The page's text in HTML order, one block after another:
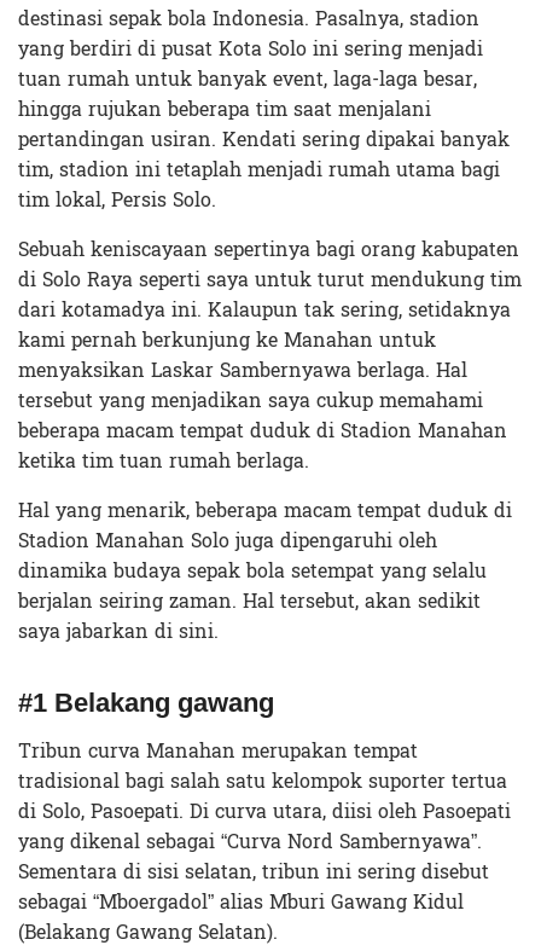
destinasi sepak bola Indonesia. Pasalnya, stadion
yang berdiri di pusat Kota Solo ini sering menjadi
tuan rumah untuk banyak event, laga-laga besar,
hingga rujukan beberapa tim saat menjalani
pertandingan usiran. Kendati sering dipakai banyak
tim, stadion ini tetaplah menjadi rumah utama bagi
tim lokal, Persis Solo.
Sebuah keniscayaan sepertinya bagi orang kabupaten
di Solo Raya seperti saya untuk turut mendukung tim
dari kotamadya ini. Kalaupun tak sering, setidaknya
kami pernah berkunjung ke Manahan untuk
menyaksikan Laskar Sambernyawa berlaga. Hal
tersebut yang menjadikan saya cukup memahami
beberapa macam tempat duduk di Stadion Manahan
ketika tim tuan rumah berlaga.
Hal yang menarik, beberapa macam tempat duduk di
Stadion Manahan Solo juga dipengaruhi oleh
dinamika budaya sepak bola setempat yang selalu
berjalan seiring zaman. Hal tersebut, akan sedikit
saya jabarkan di sini.
#1 Belakang gawang
Tribun curva Manahan merupakan tempat
tradisional bagi salah satu kelompok suporter tertua
di Solo, Pasoepati. Di curva utara, diisi oleh Pasoepati
yang dikenal sebagai “Curva Nord Sambernyawa”.
Sementara di sisi selatan, tribun ini sering disebut
sebagai “Mboergadol” alias Mburi Gawang Kidul
(Belakang Gawang Selatan).